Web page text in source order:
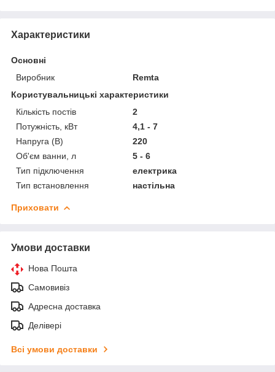
Характеристики
Основні
Виробник
Remta
Користувальницькі характеристики
Кількість постів
2
Потужність, кВт
4,1 - 7
Напруга (В)
220
Об'єм ванни, л
5 - 6
Тип підключення
електрика
Тип встановлення
настільна
Приховати
Умови доставки
Нова Пошта
Самовивіз
Адресна доставка
Делівері
Всі умови доставки